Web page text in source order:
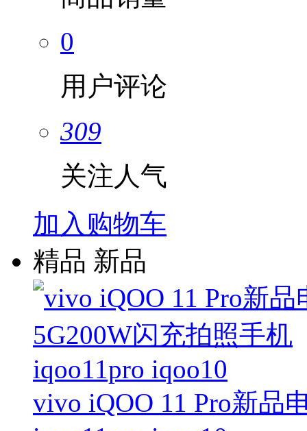
0
用户评论
309
关注人气
加入购物车
精品 新品
vivo iQOO 11 Pro新品